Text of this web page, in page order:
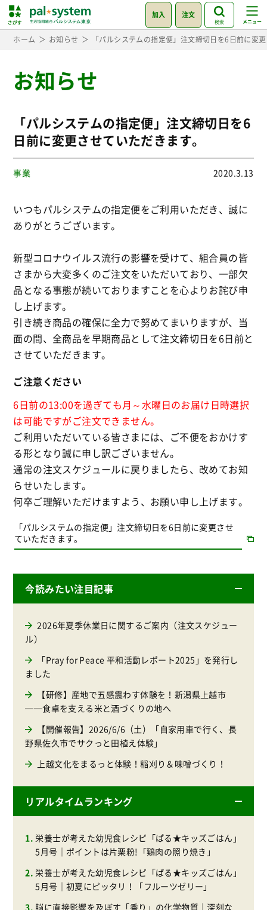
加入 注文
検索
ホーム お知らせ 「パルシステムの指定便」注文締切日を6日前に変
お知らせ
「パルシステムの指定便」注文締切日を6
日前に変更させていただきます。
事業 2020.3.13
いつもパルシステムの指定便をご利用いただき、誠に
ありがとうございます。
新型コロナウイルス流行の影響を受けて、組合員の皆
さまから大変多くのご注文をいただいており、一部欠
品となる事態が続いておりますことを心よりお詫び申
し上げます。
引き続き商品の確保に全力で努めてまいりますが、当
面の間、全商品を早期商品として注文締切日を6日前と
させていただきます。
ご注意ください
6日前の13:00を過ぎても月～水曜日のお届け日時選択
は可能ですがご注文できません。
ご利用いただいている皆さまには、ご不便をおかけす
る形となり誠に申し訳ございません。
通常の注文スケジュールに戻りましたら、改めてお知
らせいたします。
何卒ご理解いただけますよう、お願い申し上げます。
「パルシステムの指定便」注文締切日を6日前に変更させ
ていただきます。
今読みたい注目記事
2026年夏季休業日に関するご案内（注文スケジュー
ル）
「Pray for Peace 平和活動レポート2025」を発行し
ました
【研修】産地で五感震わす体験を！新潟県上越市
──食卓を支える米と酒づくりの地へ
【開催報告】2026/6/6（土）「自家用車で行く、長
野県佐久市でサクっと田植え体験」
上越文化をまるっと体験！稲刈り＆味噌づくり！
リアルタイムランキング
栄養士が考えた幼児食レシピ「ぱる★キッズごはん」
5月号｜ポイントは片栗粉!「鶏肉の照り焼き」
栄養士が考えた幼児食レシピ「ぱる★キッズごはん」
5月号｜初夏にピッタリ！「フルーツゼリー」
脳に直接影響を及ぼす「香り」の化学物質｜深刻な